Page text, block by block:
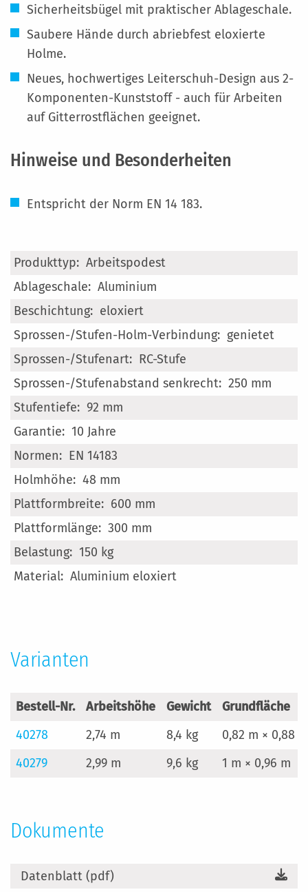
Sicherheitsbügel mit praktischer Ablageschale.
Saubere Hände durch abriebfest eloxierte
Holme.
Neues, hochwertiges Leiterschuh-Design aus 2-
Komponenten-Kunststoff - auch für Arbeiten
auf Gitterrostflächen geeignet.
Hinweise und Besonderheiten
Entspricht der Norm EN 14 183.
Mehr
Informationen
Arbeitspodest
Aluminium
eloxiert
genietet
RC-Stufe
250 mm
92 mm
10 Jahre
EN 14183
48 mm
600 mm
300 mm
150 kg
Aluminium eloxiert
Varianten
Bestell-Nr. Arbeitshöhe Gewicht
Grundfläche
40278
2,74 m 8,4 kg
0,82 m × 0,88 m
40279
2,99 m 9,6 kg 1 m × 0,96 m
Dokumente
Datenblatt (pdf)